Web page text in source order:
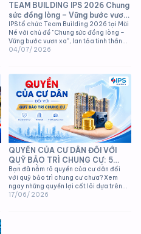
TEAM BUILDING IPS 2026 Chung
sức đồng lòng – Vững bước vươn
xa
IPS tổ chức Team Building 2026 tại Mũi
Né với chủ đề "Chung sức đồng lòng –
Vững bước vươn xa", lan tỏa tinh thần
đoàn kết và văn hóa doanh nghiệp.
04/07/ 2026
QUYỀN CỦA CƯ DÂN ĐỐI VỚI
QUỸ BẢO TRÌ CHUNG CƯ: 5
ĐIỀU BẮT BUỘC PHẢI BIẾT
Bạn đã nắm rõ quyền của cư dân đối
với quỹ bảo trì chung cư chưa? Xem
ngay những quyền lợi cốt lõi dựa trên
Luật Nhà ở 2023 để bảo vệ tài sản của
17/06/ 2026